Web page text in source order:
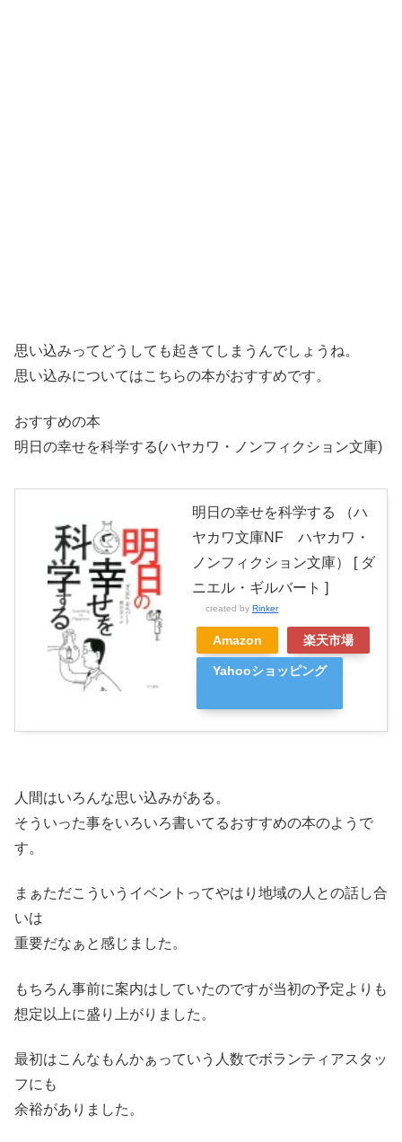
思い込みってどうしても起きてしまうんでしょうね。
思い込みについてはこちらの本がおすすめです。
おすすめの本
明日の幸せを科学する(ハヤカワ・ノンフィクション文庫)
明日の幸せを科学する （ハ
ヤカワ文庫NF ハヤカワ・
ノンフィクション文庫） [ ダ
ニエル・ギルバート ]
created by Rinker
Amazon 楽天市場
Yahooショッピング
人間はいろんな思い込みがある。
そういった事をいろいろ書いてるおすすめの本のようで
す。
まぁただこういうイベントってやはり地域の人との話し合
いは
重要だなぁと感じました。
もちろん事前に案内はしていたのですが当初の予定よりも
想定以上に盛り上がりました。
最初はこんなもんかぁっていう人数でボランティアスタッ
フにも
余裕がありました。